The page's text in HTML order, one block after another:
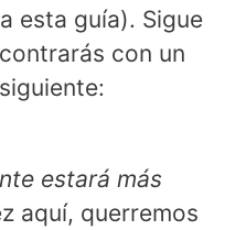
esta guía). Sigue
con un
estará más
aquí, querremos